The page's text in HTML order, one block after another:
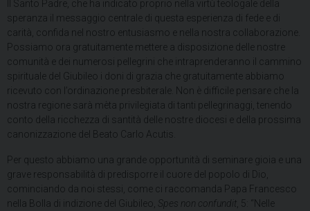
Il Santo Padre, che ha indicato proprio nella virtù teologale della
speranza il messaggio centrale di questa esperienza di fede e di
carità, confida nel nostro entusiasmo e nella nostra collaborazione.
Possiamo ora gratuitamente mettere a disposizione delle nostre
comunità e dei numerosi pellegrini che intraprenderanno il cammino
spirituale del Giubileo i doni di grazia che gratuitamente abbiamo
ricevuto con l’ordinazione presbiterale. Non è difficile pensare che la
nostra regione sarà mèta privilegiata di tanti pellegrinaggi, tenendo
conto della ricchezza di santità delle nostre diocesi e della prossima
canonizzazione del Beato Carlo Acutis.
Per questo abbiamo una grande opportunità di seminare gioia e una
grave responsabilità di predisporre il cuore del popolo di Dio,
cominciando da noi stessi, come ci raccomanda Papa Francesco
nella Bolla di indizione del Giubileo, Spes non confundit , 5: “Nelle